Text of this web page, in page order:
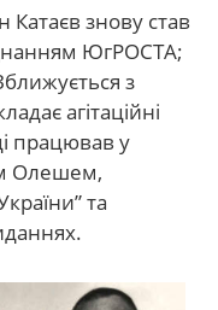
знову став
ЮгРОСТА;
з
агітаційні
працював у
Олешем,
та